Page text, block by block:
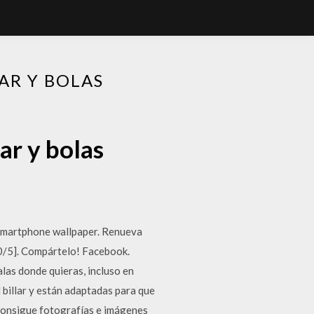
Y BOLAS
y bolas
wallpaper. Renueva
5]. Compártelo! Facebook.
donde quieras, incluso en
y están adaptadas para que
fotografías e imágenes